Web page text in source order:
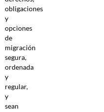
obligaciones
y
opciones
de
migración
segura,
ordenada
y
regular,
y
sean